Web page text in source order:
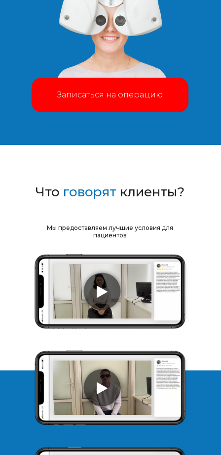
Записаться на операцию
Что говорят клиенты?
Мы предоставляем лучшие условия для
пациентов